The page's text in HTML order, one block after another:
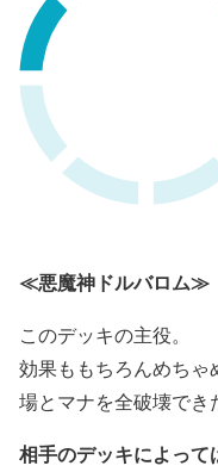
≪悪魔神ドルバロム≫
このデッキの主役。
効果ももちろんめちゃ
場とマナを全破壊でき
相手のデッキによっ